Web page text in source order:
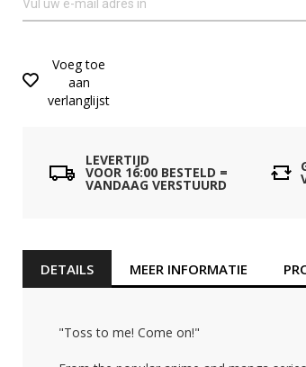
Voeg toe
aan
verlanglijst
LEVERTIJD
VOOR 16:00 BESTELD =
VANDAAG VERSTUURD
DETAILS
"Toss to me! Come on!"
MEER INFORMATIE